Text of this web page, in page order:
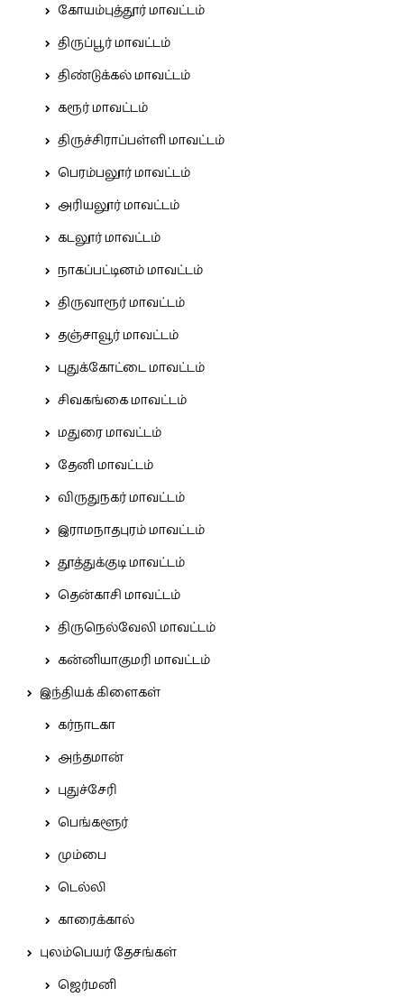
கோயம்புத்தூர் மாவட்டம்
திருப்பூர் மாவட்டம்
திண்டுக்கல் மாவட்டம்
கரூர் மாவட்டம்
திருச்சிராப்பள்ளி மாவட்டம்
பெரம்பலூர் மாவட்டம்
அரியலூர் மாவட்டம்
கடலூர் மாவட்டம்
நாகப்பட்டினம் மாவட்டம்
திருவாரூர் மாவட்டம்
தஞ்சாவூர் மாவட்டம்
புதுக்கோட்டை மாவட்டம்
சிவகங்கை மாவட்டம்
மதுரை மாவட்டம்
தேனி மாவட்டம்
விருதுநகர் மாவட்டம்
இராமநாதபுரம் மாவட்டம்
தூத்துக்குடி மாவட்டம்
தென்காசி மாவட்டம்
திருநெல்வேலி மாவட்டம்
கன்னியாகுமரி மாவட்டம்
இந்தியக் கிளைகள்
கர்நாடகா
அந்தமான்
புதுச்சேரி
பெங்களூர்
மும்பை
டெல்லி
காரைக்கால்
புலம்பெயர் தேசங்கள்
ஜெர்மனி